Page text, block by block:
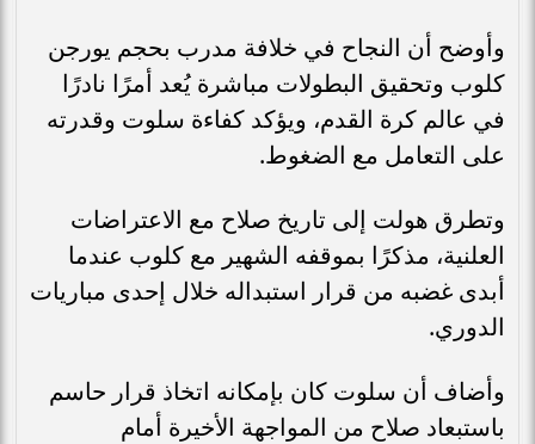
وأوضح أن النجاح في خلافة مدرب بحجم يورجن
كلوب وتحقيق البطولات مباشرة يُعد أمرًا نادرًا
في عالم كرة القدم، ويؤكد كفاءة سلوت وقدرته
على التعامل مع الضغوط.
وتطرق هولت إلى تاريخ صلاح مع الاعتراضات
العلنية، مذكرًا بموقفه الشهير مع كلوب عندما
أبدى غضبه من قرار استبداله خلال إحدى مباريات
الدوري.
وأضاف أن سلوت كان بإمكانه اتخاذ قرار حاسم
باستبعاد صلاح من المواجهة الأخيرة أمام